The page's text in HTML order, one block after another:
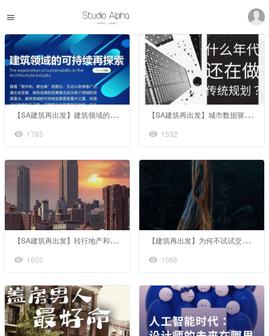
【
SA建筑再出发】建筑领域的可持续发展探索
1785
【
SA建筑再出发】城市数据驱动的规划与设计
1592
【
SA建筑再出发】转行地产和金融你所需要知道的全部
1605
【
建筑再出发】为何不试试交互艺术？打碟蹦迪好了～
1566